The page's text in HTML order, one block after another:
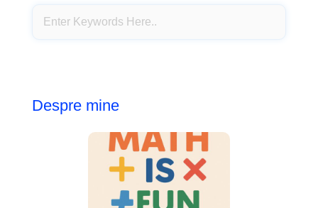
Despre mine